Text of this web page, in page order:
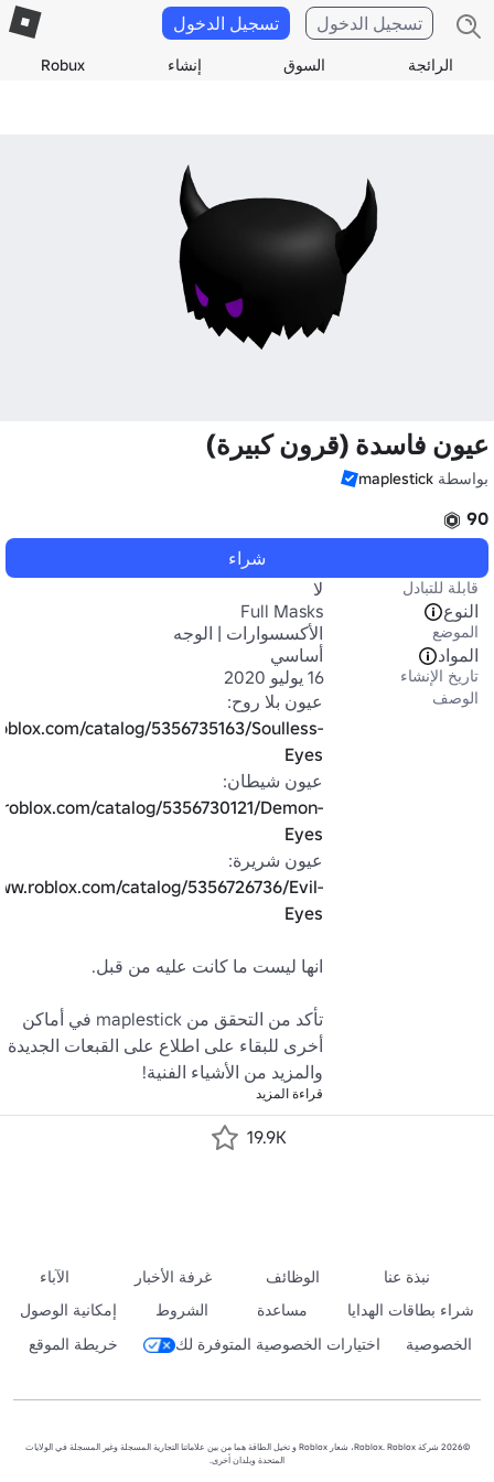
الرائجة السوق إنشاء Robux
تسجيل الدخول تسجيل الدخول
عيون فاسدة (قرون كبيرة)
بواسطة maplestick
90
شراء
قابلة للتبادل
لا
النوع
Full Masks
الموضع
الأكسسوارات | الوجه
المواد
أساسي
تاريخ الإنشاء 16 يوليو 2020
الوصف
عيون بلا روح:
catalog/5356735163/Soulless-
Eyes
عيون شيطان:
catalog/5356730121/Demon-
Eyes
عيون شريرة:
catalog/5356726736/Evil-
Eyes
والمزيد من الأشياء الفنية!
قراءة المزيد
19.9K
نبذة عنا الوظائف غرفة الأخبار
الآباء
شراء بطاقات الهدايا
مساعدة الشروط
إمكانية الوصول
الخصوصية
اختيارات الخصوصية المتوفرة لك خريطة الموقع
©2026 شركة Roblox. Roblox، شعار Roblox و تخيل الطاقة هما من بين علاماتنا التجارية المسجلة وغير المسجلة في الولايات
المتحدة وبلدان أخرى.